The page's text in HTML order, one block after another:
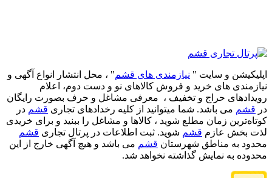
اپلیکیشن و سایت " نیازمندی های قشم" ، محل انتشار انواع آگهی و
نیازمندی های خرید و فروش کالاهای نو و دست‌ دوم، اعلام
رویدادهای حراج و تخفیف ، معرفی مشاغل و حرف بصورت رایگان
در قشم می باشد. شما میتوانید از کلیه رخدادهای تجاری قشم در
کوتاه‌ترین زمان مطلع شوید ، کالاها و مشاغل را ببنید و برای خریدی
لذت بخش عازم قشم شوید. ثبت اطلاعات در پرتال تجاری قشم
محدود به مناطق شهرستان قشم می باشد و هیچ آگهی خارج از این
محدوده به نمایش گذاشته نخواهد شد.